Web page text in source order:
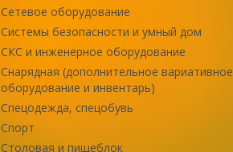
Сетевое оборудование
Системы безопасности и умный дом
СКС и инженерное оборудование
Снарядная (дополнительное вариативное
оборудование и инвентарь)
Спецодежда, спецобувь
Спорт
Столовая и пищеблок